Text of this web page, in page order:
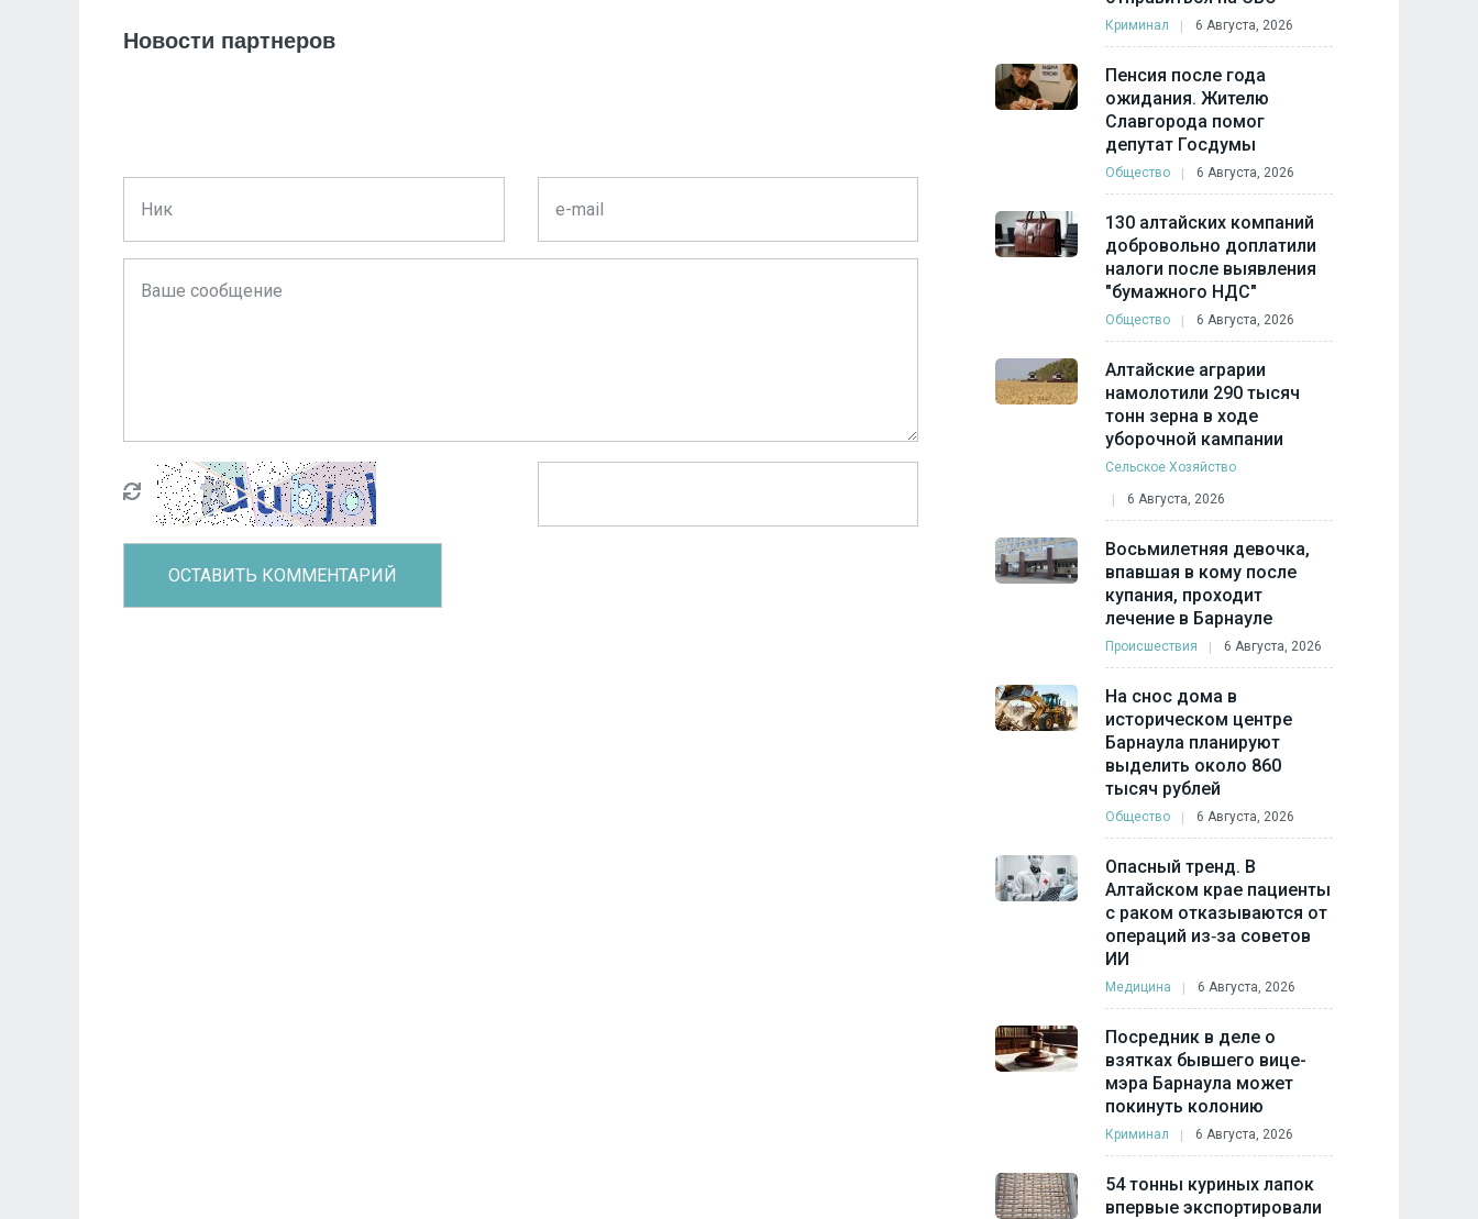
Новости партнеров
Криминал 6 Августа, 2026
Пенсия после года
ожидания. Жителю
Славгорода помог
депутат Госдумы
Общество 6 Августа, 2026
130 алтайских компаний
добровольно доплатили
налоги после выявления
"бумажного НДС"
Общество 6 Августа, 2026
Алтайские аграрии
намолотили 290 тысяч
тонн зерна в ходе
уборочной кампании
Сельское Хозяйство
6 Августа, 2026
Восьмилетняя девочка,
впавшая в кому после
купания, проходит
лечение в Барнауле
Происшествия 6 Августа, 2026
На снос дома в
историческом центре
Барнаула планируют
выделить около 860
тысяч рублей
Общество 6 Августа, 2026
Опасный тренд. В
Алтайском крае пациенты
с раком отказываются от
операций из‑за советов
ИИ
Медицина 6 Августа, 2026
Посредник в деле о
взятках бывшего вице-
мэра Барнаула может
покинуть колонию
Криминал 6 Августа, 2026
54 тонны куриных лапок
впервые экспортировали